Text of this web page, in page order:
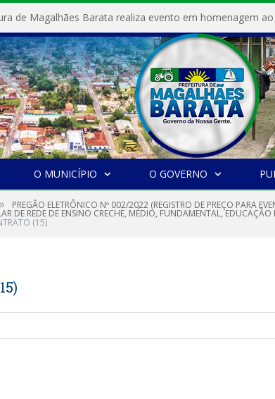
O MUNICÍPIO O GOVERNO
» PREGÃO ELETRÔNICO Nº 002/2022 (REGISTRO DE PREÇO PARA
DE REDE DE ENSINO CRECHE, MÉDIO, FUNDAMENTAL,
(15)